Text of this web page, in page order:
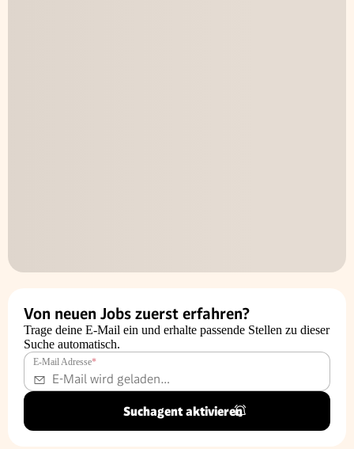
Von neuen Jobs zuerst erfahren?
Trage deine E-Mail ein und erhalte passende Stellen zu dieser
Suche automatisch.
E-Mail Adresse*
Suchagent aktivieren